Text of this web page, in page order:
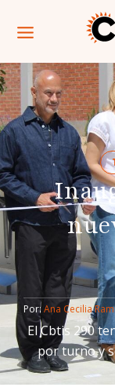
Por: Ana Cecilia
El Cbtis 290
por turno y